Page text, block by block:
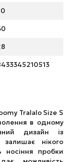
Tralalo Size S
в одному
дизайн із
нікого
пробки